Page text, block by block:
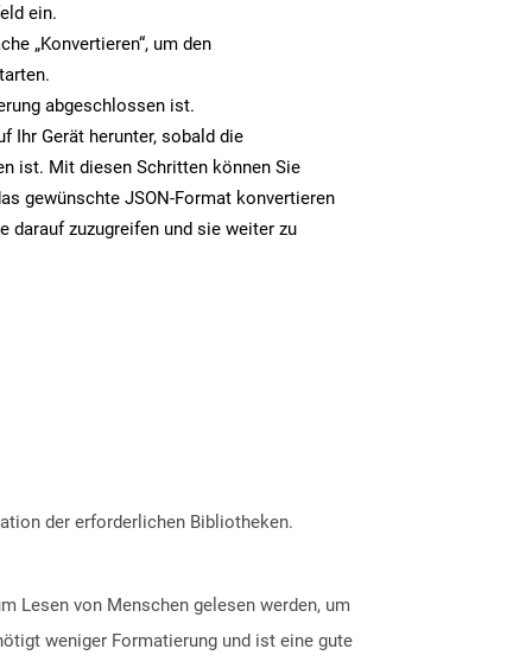
ein.
„Konvertieren“, um den
abgeschlossen ist.
Ihr Gerät herunter, sobald die
ist. Mit diesen Schritten können Sie
gewünschte JSON-Format konvertieren
darauf zuzugreifen und sie weiter zu
der erforderlichen Bibliotheken.
Lesen von Menschen gelesen werden, um
weniger Formatierung und ist eine gute